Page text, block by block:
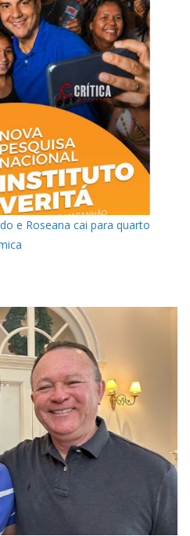
e Roseana cai para quarto